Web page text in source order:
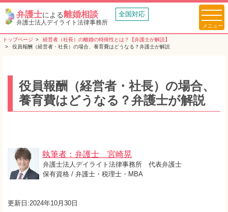
弁護士による離婚相談
弁護士法人デイライト法律事務所
全国対応
トップページ
経営者（社長）の離婚の特殊性とは？【弁護士が解説】
役員報酬（経営者・社長）の場合、養育費はどうなる？弁護士が解説
役員報酬（経営者・社長）の場合、
養育費はどうなる？弁護士が解説
執筆者：弁護士 宮崎晃
弁護士法人デイライト法律事務所 代表弁護士
保有資格 / 弁護士・税理士・MBA
更新日:2024年10月30日